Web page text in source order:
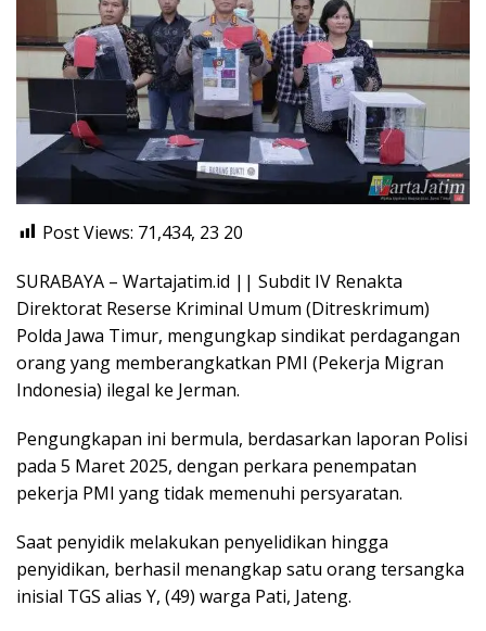
Post Views: 71,434, 23 20
SURABAYA – Wartajatim.id || Subdit IV Renakta
Direktorat Reserse Kriminal Umum (Ditreskrimum)
Polda Jawa Timur, mengungkap sindikat perdagangan
orang yang memberangkatkan PMI (Pekerja Migran
Indonesia) ilegal ke Jerman.
Pengungkapan ini bermula, berdasarkan laporan Polisi
pada 5 Maret 2025, dengan perkara penempatan
pekerja PMI yang tidak memenuhi persyaratan.
Saat penyidik melakukan penyelidikan hingga
penyidikan, berhasil menangkap satu orang tersangka
inisial TGS alias Y, (49) warga Pati, Jateng.